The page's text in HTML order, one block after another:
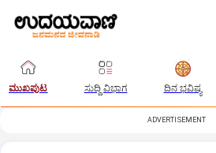
ಮುಖಪುಟ ಸುದ್ದಿ ವಿಭಾಗ ದಿನ ಭವಿಷ್ಯ
ADVERTISEMENT